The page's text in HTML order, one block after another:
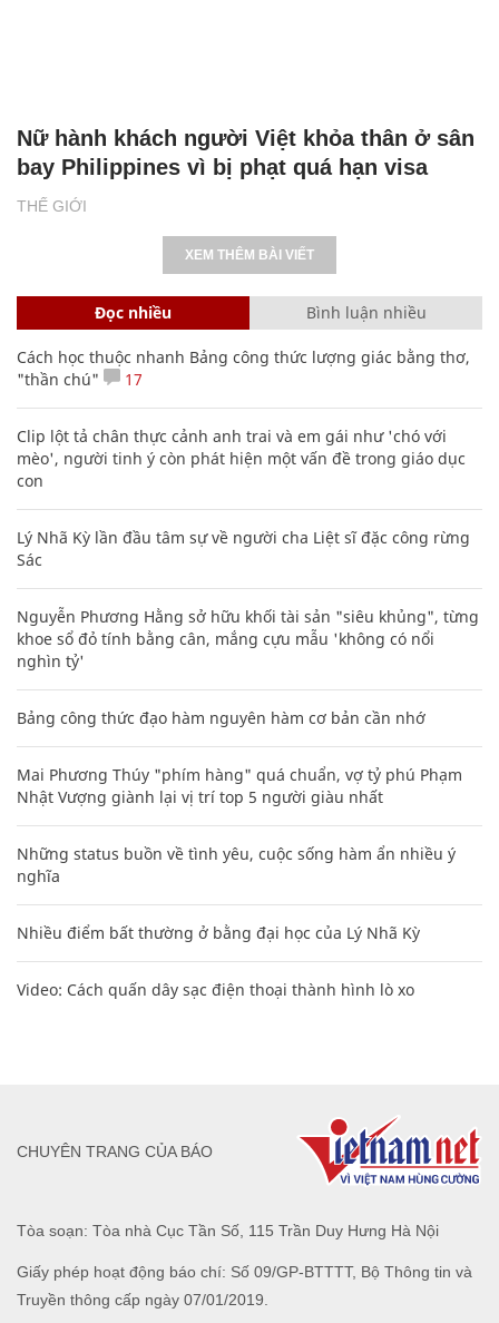
THẾ GIỚI
Nữ hành khách người Việt khỏa thân ở sân
bay Philippines vì bị phạt quá hạn visa
XEM THÊM BÀI VIẾT
Đọc nhiều Bình luận nhiều
Cách học thuộc nhanh Bảng công thức lượng giác bằng thơ,
"thần chú"
17
Clip lột tả chân thực cảnh anh trai và em gái như 'chó với
mèo', người tinh ý còn phát hiện một vấn đề trong giáo dục
con
Lý Nhã Kỳ lần đầu tâm sự về người cha Liệt sĩ đặc công rừng
Sác
Nguyễn Phương Hằng sở hữu khối tài sản "siêu khủng", từng
khoe sổ đỏ tính bằng cân, mắng cựu mẫu 'không có nổi
nghìn tỷ'
Bảng công thức đạo hàm nguyên hàm cơ bản cần nhớ
Mai Phương Thúy "phím hàng" quá chuẩn, vợ tỷ phú Phạm
Nhật Vượng giành lại vị trí top 5 người giàu nhất
Những status buồn về tình yêu, cuộc sống hàm ẩn nhiều ý
nghĩa
Nhiều điểm bất thường ở bằng đại học của Lý Nhã Kỳ
Video: Cách quấn dây sạc điện thoại thành hình lò xo
Tòa soạn: Tòa nhà Cục Tần Số, 115 Trần Duy Hưng Hà Nội
Giấy phép hoạt động báo chí: Số 09/GP-BTTTT, Bộ Thông tin và
Truyền thông cấp ngày 07/01/2019.
CHUYÊN TRANG CỦA BÁO